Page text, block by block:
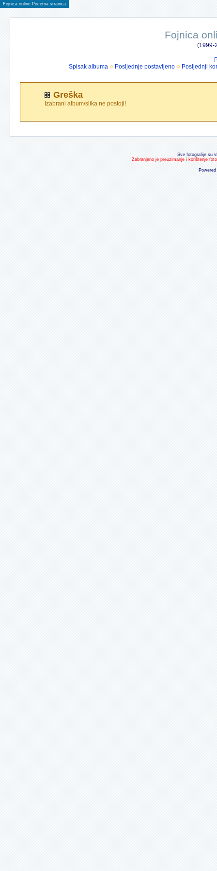
Fojnica online Pocetna stranica
Fojnica
(1999-
Spisak albuma
Posljednje postavljeno Posljednji
Greška
Izabrani album/slika ne postoji!
Sve fotografije su
Zabranjeno je preuzimanje i korištenje